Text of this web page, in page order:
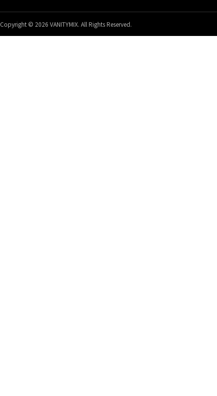
Copyright © 2026 VANITYMIX. All Rights Reserved.